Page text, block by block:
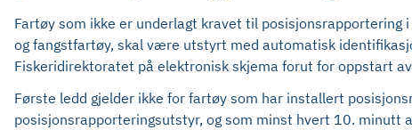
Fartøy som ikke er underlagt kravet til
og fangstfartøy, skal være utstyrt med automatisk
Fiskeridirektoratet på elektronisk skjema forut for oppstart
Første ledd gjelder ikke for fartøy som har installert
posisjonsrapporteringsutstyr, og som minst hvert 10.